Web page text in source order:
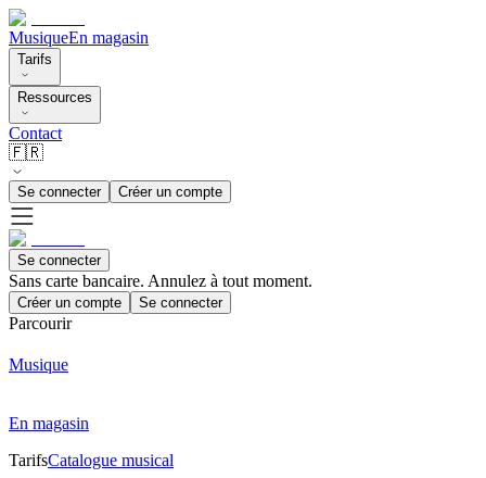
MusiqueEn magasin
Tarifs
Ressources
Contact
🇫🇷
Se connecter Créer un compte
Se connecter
Sans carte bancaire. Annulez à tout moment.
Créer un compte Se connecter
Parcourir
Musique
En magasin
TarifsCatalogue musical